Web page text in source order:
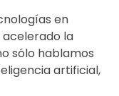
en
acelerado la
sólo hablamos
artificial,